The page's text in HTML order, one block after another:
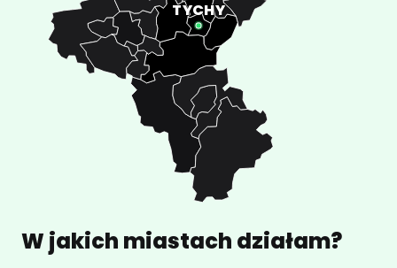
W jakich miastach działam?